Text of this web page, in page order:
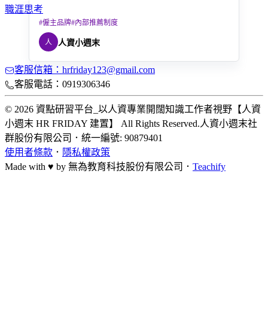
職涯思考
#僱主品牌#內部推薦制度
人 人資小週末
客服信箱：hrfriday123@gmail.com
客服電話：0919306346
© 2026 資點研習平台_以人資專業開闊知識工作者視野【人資
小週末 HR FRIDAY 建置】 All Rights Reserved.人資小週末社
群股份有限公司 ． 統一編號: 90879401
使用者條款 ． 隱私權政策
Made with ♥ by 無為教育科技股份有限公司． Teachify